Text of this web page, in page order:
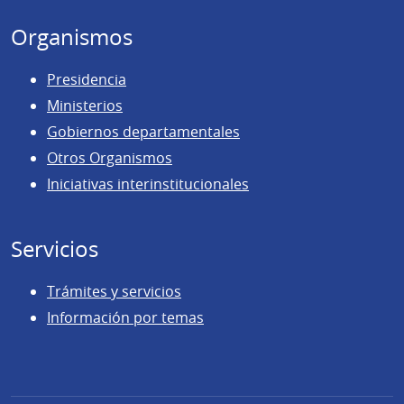
Organismos
Presidencia
Ministerios
Gobiernos departamentales
Otros Organismos
Iniciativas interinstitucionales
Servicios
Trámites y servicios
Información por temas